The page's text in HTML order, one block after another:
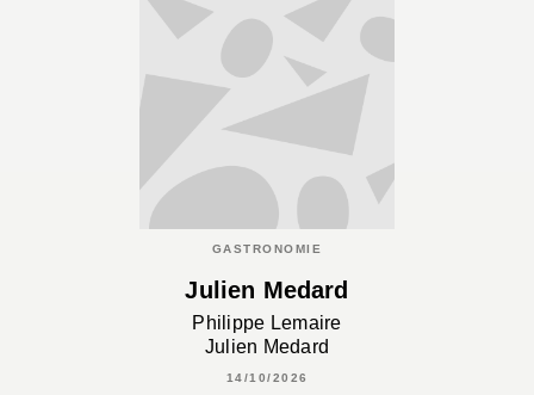
GASTRONOMIE
Julien Medard
Philippe Lemaire
Julien Medard
14/10/2026